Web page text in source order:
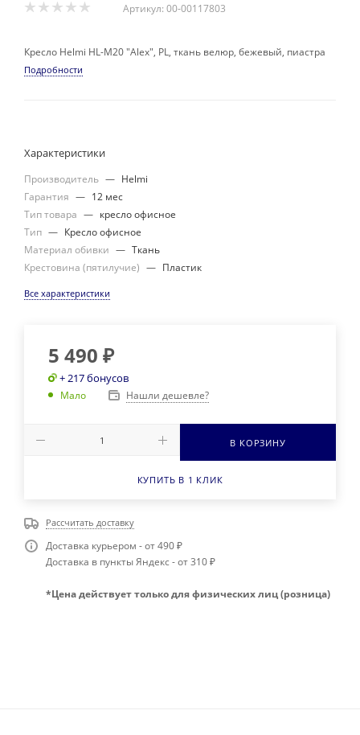
Артикул: 00-00117803
Кресло Helmi HL-M20 "Alex", PL, ткань велюр, бежевый, пиастра
Подробности
Характеристики
Производитель — Helmi
Гарантия — 12 мес
Тип товара — кресло офисное
Тип — Кресло офисное
Материал обивки — Ткань
Крестовина (пятилучие) — Пластик
Все характеристики
5 490 ₽
+ 217 бонусов
Мало Нашли дешевле?
В КОРЗИНУ
КУПИТЬ В 1 КЛИК
Рассчитать доставку
Доставка курьером - от 490 ₽
Доставка в пункты Яндекс - от 310 ₽
*Цена действует только для физических лиц (розница)